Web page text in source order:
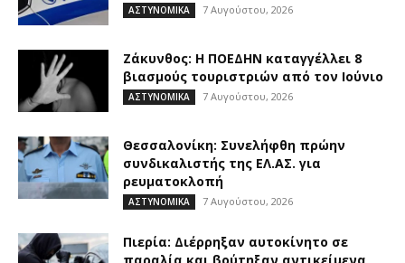
ΑΣΤΥΝΟΜΙΚΑ 7 Αυγούστου, 2026
Ζάκυνθος: Η ΠΟΕΔΗΝ καταγγέλλει 8
βιασμούς τουριστριών από τον Ιούνιο
ΑΣΤΥΝΟΜΙΚΑ 7 Αυγούστου, 2026
Θεσσαλονίκη: Συνελήφθη πρώην
συνδικαλιστής της ΕΛ.ΑΣ. για
ρευματοκλοπή
ΑΣΤΥΝΟΜΙΚΑ 7 Αυγούστου, 2026
Πιερία: Διέρρηξαν αυτοκίνητο σε